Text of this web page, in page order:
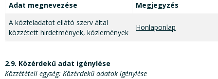
Adat megnevezése
Megjegyzés
A közfeladatot ellátó szerv által
közzétett hirdetmények, közlemények
Honlaponlap
2.9. Közérdekű adat igénylése
Közzétételi egység: Közérdekű adatok igénylése